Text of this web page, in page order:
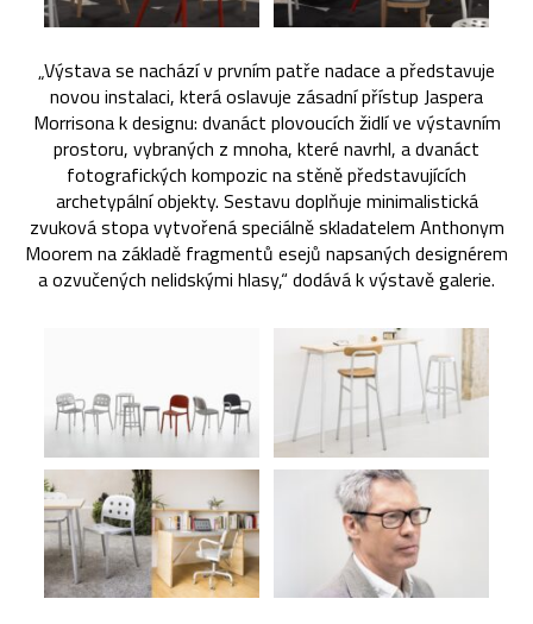
„Výstava se nachází v prvním patře nadace a představuje
novou instalaci, která oslavuje zásadní přístup Jaspera
Morrisona k designu: dvanáct plovoucích židlí ve výstavním
prostoru, vybraných z mnoha, které navrhl, a dvanáct
fotografických kompozic na stěně představujících
archetypální objekty. Sestavu doplňuje minimalistická
zvuková stopa vytvořená speciálně skladatelem Anthonym
Moorem na základě fragmentů esejů napsaných designérem
a ozvučených nelidskými hlasy,“ dodává k výstavě galerie.